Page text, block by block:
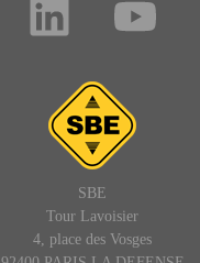
SBE
Tour Lavoisier
4, place des Vosges